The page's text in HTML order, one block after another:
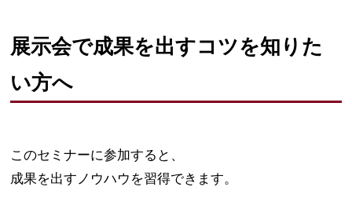
展示会で成果を出すコツを知りた
い方へ
このセミナーに参加すると、
成果を出すノウハウを習得できます。